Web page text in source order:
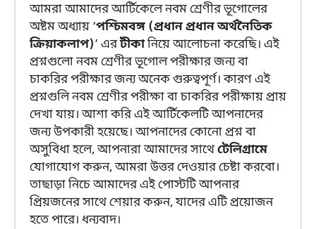
আমরা আমাদের আর্টিকেলে নবম শ্রেণীর ভূগোলের
অষ্টম অধ্যায় ‘পশ্চিমবঙ্গ (প্রধান প্রধান অর্থনৈতিক
ক্রিয়াকলাপ)’ এরটীকানিয়ে আলোচনা করেছি। এই
প্রশ্নগুলো নবম শ্রেণীর ভূগোল পরীক্ষার জন্য বা
চাকরির পরীক্ষার জন্য অনেক গুরুত্বপূর্ণ। কারণ এই
প্রশ্নগুলি নবম শ্রেণীর পরীক্ষা বা চাকরির পরীক্ষায় প্রায়
দেখা যায়। আশা করি এই আর্টিকেলটি আপনাদের
জন্য উপকারী হয়েছে। আপনাদের কোনো প্রশ্ন বা
অসুবিধা হলে, আপনারা আমাদের সাথেটেলিগ্রামে
যোগাযোগ করুন, আমরা উত্তর দেওয়ার চেষ্টা করবো।
তাছাড়া নিচে আমাদের এই পোস্টটি আপনার
প্রিয়জনের সাথে শেয়ার করুন, যাদের এটি প্রয়োজন
হতে পারে। ধন্যবাদ।